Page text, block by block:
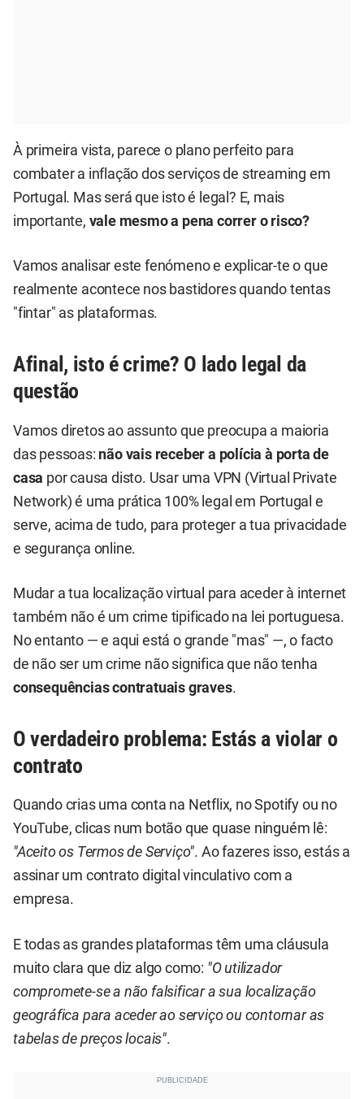
À primeira vista, parece o plano perfeito para
combater a inflação dos serviços de streaming em
Portugal. Mas será que isto é legal? E, mais
importante, vale mesmo a pena correr o risco?
Vamos analisar este fenómeno e explicar-te o que
realmente acontece nos bastidores quando tentas
"fintar" as plataformas.
Afinal, isto é crime? O lado legal da
questão
Vamos diretos ao assunto que preocupa a maioria
das pessoas: não vais receber a polícia à porta de
casa por causa disto. Usar uma VPN (Virtual Private
Network) é uma prática 100% legal em Portugal e
serve, acima de tudo, para proteger a tua privacidade
e segurança online.
Mudar a tua localização virtual para aceder à internet
também não é um crime tipificado na lei portuguesa.
No entanto — e aqui está o grande "mas" —, o facto
de não ser um crime não significa que não tenha
consequências contratuais graves.
O verdadeiro problema: Estás a violar o
contrato
Quando crias uma conta na Netflix, no Spotify ou no
YouTube, clicas num botão que quase ninguém lê:
"Aceito os Termos de Serviço". Ao fazeres isso, estás a
assinar um contrato digital vinculativo com a
empresa.
E todas as grandes plataformas têm uma cláusula
muito clara que diz algo como: "O utilizador
compromete-se a não falsificar a sua localização
geográfica para aceder ao serviço ou contornar as
tabelas de preços locais".